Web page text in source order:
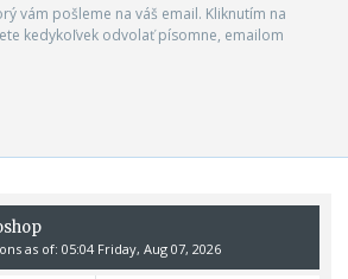
vám pošleme na váš email. Kliknutím na
kedykoľvek odvolať písomne, emailom